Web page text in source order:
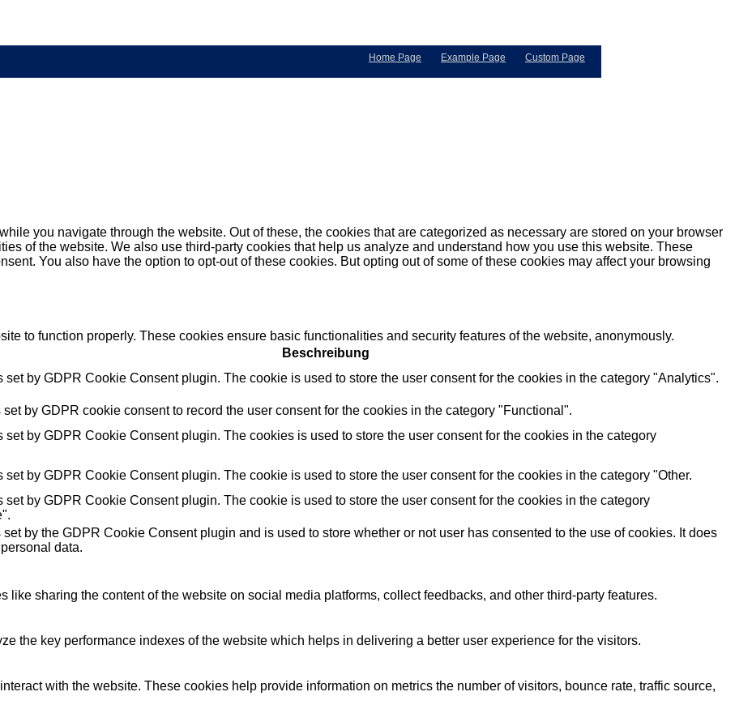
Home Page Example Page Custom Page
you navigate through the website. Out of these, the cookies that are categorized as necessary are stored on your browser
of the website. We also use third-party cookies that help us analyze and understand how you use this website. These
You also have the option to opt-out of these cookies. But opting out of some of these cookies may affect your browsing
to function properly. These cookies ensure basic functionalities and security features of the website, anonymously.
Beschreibung
set by GDPR Cookie Consent plugin. The cookie is used to store the user consent for the cookies in the category "Analytics".
by GDPR cookie consent to record the user consent for the cookies in the category "Functional".
set by GDPR Cookie Consent plugin. The cookies is used to store the user consent for the cookies in the category
set by GDPR Cookie Consent plugin. The cookie is used to store the user consent for the cookies in the category "Other.
set by GDPR Cookie Consent plugin. The cookie is used to store the user consent for the cookies in the category
by the GDPR Cookie Consent plugin and is used to store whether or not user has consented to the use of cookies. It does
data.
like sharing the content of the website on social media platforms, collect feedbacks, and other third-party features.
the key performance indexes of the website which helps in delivering a better user experience for the visitors.
with the website. These cookies help provide information on metrics the number of visitors, bounce rate, traffic source,